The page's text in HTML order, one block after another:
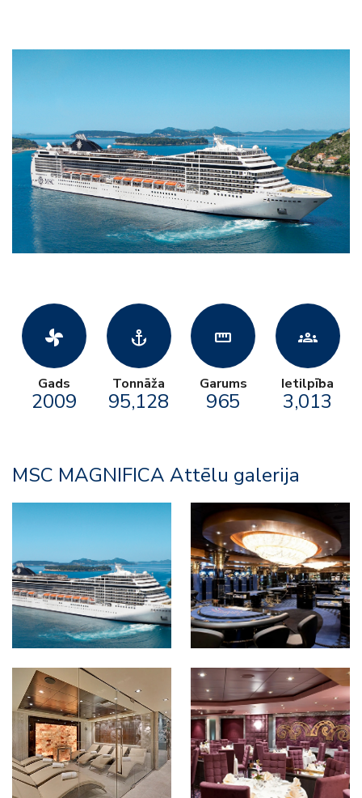
toys_fan
Gads
2009
anchor
Tonnāža
95,128
straighten
Garums
965
groups
Ietilpība
3,013
MSC MAGNIFICA Attēlu galerija